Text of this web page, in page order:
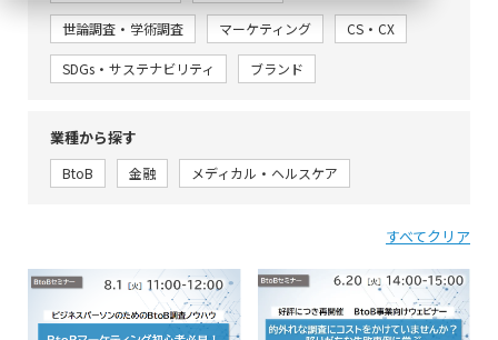
世論調査・学術調査 マーケティング CS・CX
SDGs・サステナビリティ ブランド
業種から探す
BtoB 金融 メディカル・ヘルスケア
すべてクリア